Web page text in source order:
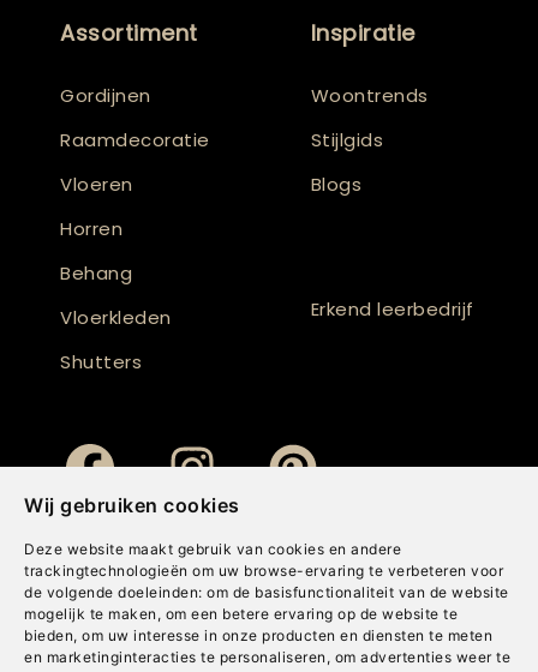
Wij gebruiken cookies
Deze website maakt gebruik van cookies en andere
trackingtechnologieën om uw browse-ervaring te verbeteren voor
de volgende doeleinden: om de basisfunctionaliteit van de website
mogelijk te maken , om een betere ervaring op de website te
bieden, om uw interesse in onze producten en diensten te meten
en marketinginteracties te personaliseren , om advertenties weer te
Assortiment
Gordijnen
Raamdecoratie
Vloeren
Horren
Behang
Vloerkleden
Shutters
Inspiratie
Woontrends
Stijlgids
Blogs
Erkend leerbedrijf